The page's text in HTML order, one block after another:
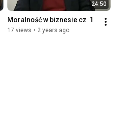
24:50
Moralność w biznesie cz  1
17 views • 2 years ago